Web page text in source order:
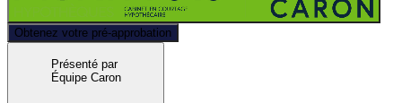
Obtenez votre pré-approbation
Présenté par
Équipe Caron